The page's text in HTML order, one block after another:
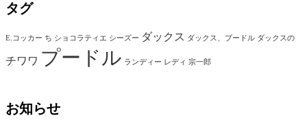
タグ
E.コッカー ち ショコラティエ シーズー ダックス ダックス、プードル ダックスの
チワワ プードル ランディー レディ 宗一郎
お知らせ